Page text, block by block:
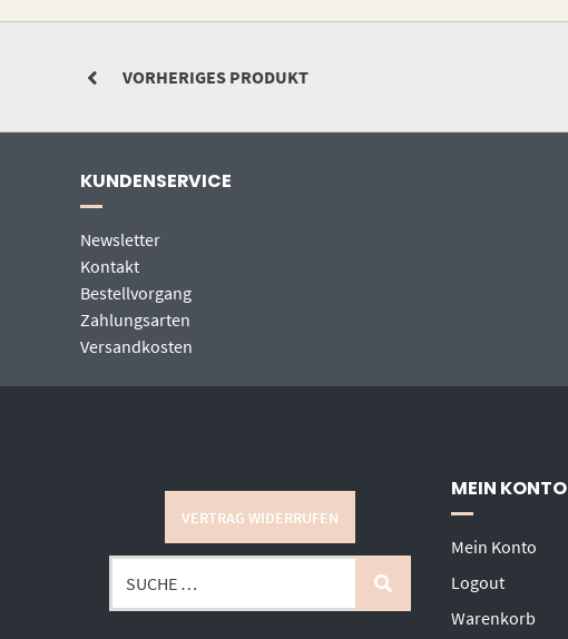
VORHERIGES PRODUKT
KUNDENSERVICE
Newsletter
Kontakt
Bestellvorgang
Zahlungsarten
Versandkosten
VERTRAG WIDERRUFEN
MEIN KONTO
Mein Konto
Logout
Warenkorb